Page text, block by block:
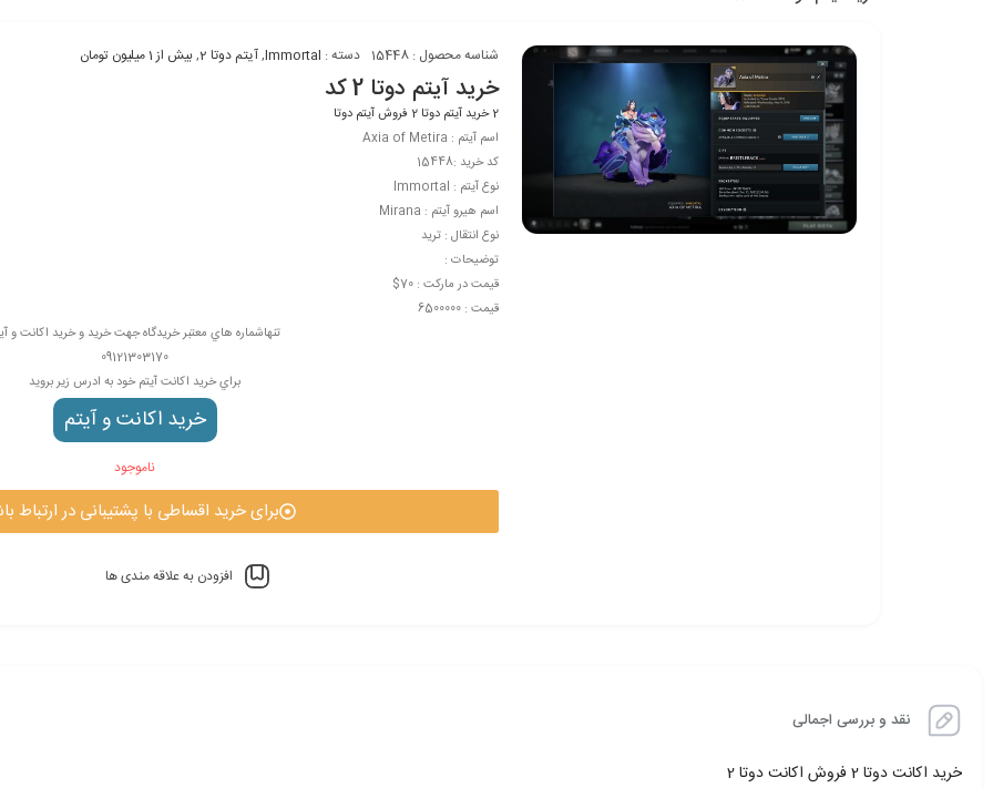
شناسه محصول :15448 دسته : Immortal
,آیتم دوتا 2 ,بیش از 1 میلیون تومان
خرید آیتم دوتا 2 کد
2 خرید آيتم دوتا
2 فروش آيتم دوتا
اسم آیتم : Axia of Metira
کد خرید :15448
نوع آيتم : Immortal
اسم هيرو آيتم : Mirana
نوع انتقال : ترید
توضيحات :
قیمت در مارکت : 70$
قیمت : 6500000
تنهاشماره هاي معتبر خریدگاه جهت خريد و خرید اکانت و
09121303170
براي خرید اکانت آيتم خود به ادرس زير برويد
خرید اکانت و آيتم
ناموجود
برای خرید اقساطی با پشتیبانی در ارتباط
افزودن به علاقه مندی ها
نقد و بررسی اجمالی
خرید اکانت دوتا 2 فروش اکانت دوتا 2